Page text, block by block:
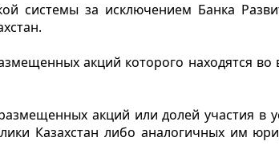
системы за исключением Банка
акций которого находятся
акций или долей участия в
Казахстан либо аналогичных им